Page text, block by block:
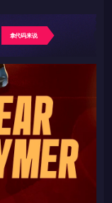
拿代码来说